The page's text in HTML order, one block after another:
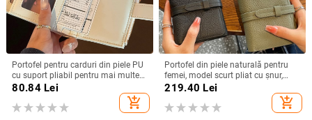
Portofel pentru carduri din piele PU
cu suport pliabil pentru mai multe
carduri – impermeabil, ultra-ușor,
căptușeală poliester, vara 2025
80.84Lei
add_shopping_cart
Portofel din piele naturală pentru
femei, model scurt pliat cu șnur,
multifuncțional, mare capacitate
219.40 Lei
add_shopping_cart